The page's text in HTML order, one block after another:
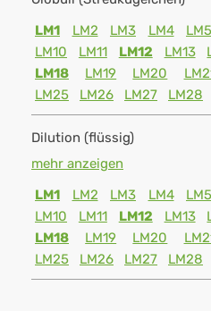
LM1
LM2 LM3 LM4 LM5
LM10
LM11 LM12 LM13
LM18
LM19 LM20
LM25
LM26 LM27 LM28
Dilution (flüssig)
mehr anzeigen
LM1
LM2 LM3 LM4 LM5
LM10
LM11 LM12 LM13
LM18
LM19 LM20
LM25
LM26 LM27 LM28